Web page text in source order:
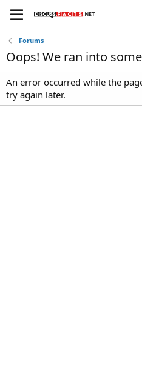
Forums
Oops! We ran into
An error occurred while the
try again later.